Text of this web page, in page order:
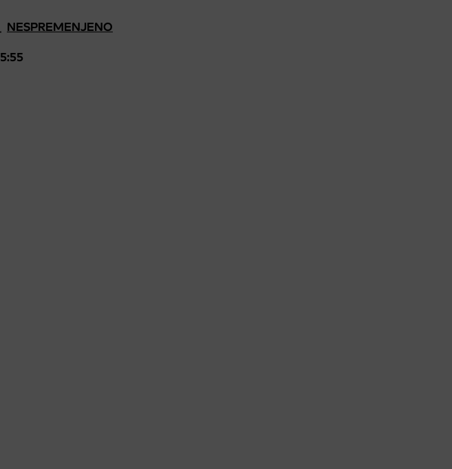
NESPREMENJENO
5:55